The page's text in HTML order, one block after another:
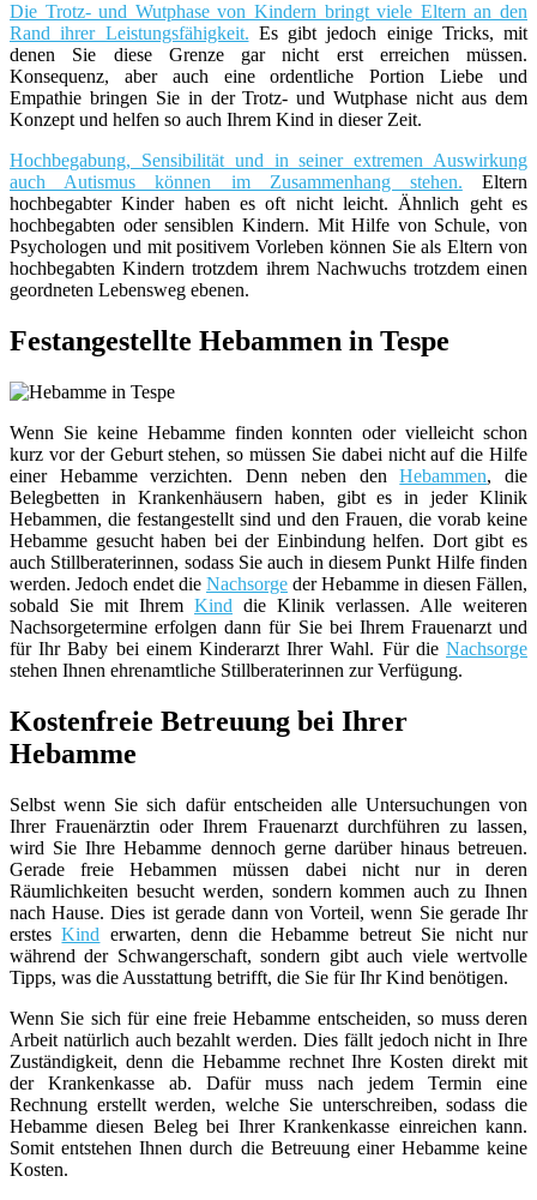
Die Trotz- und Wutphase von Kindern bringt viele Eltern an den
Rand ihrer Leistungsfähigkeit. Es gibt jedoch einige Tricks, mit
denen Sie diese Grenze gar nicht erst erreichen müssen.
Konsequenz, aber auch eine ordentliche Portion Liebe und
Empathie bringen Sie in der Trotz- und Wutphase nicht aus dem
Konzept und helfen so auch Ihrem Kind in dieser Zeit.
Hochbegabung, Sensibilität und in seiner extremen Auswirkung
auch Autismus können im Zusammenhang stehen. Eltern
hochbegabter Kinder haben es oft nicht leicht. Ähnlich geht es
hochbegabten oder sensiblen Kindern. Mit Hilfe von Schule, von
Psychologen und mit positivem Vorleben können Sie als Eltern von
hochbegabten Kindern trotzdem ihrem Nachwuchs trotzdem einen
geordneten Lebensweg ebenen.
Festangestellte Hebammen in Tespe
Wenn Sie keine Hebamme finden konnten oder vielleicht schon
kurz vor der Geburt stehen, so müssen Sie dabei nicht auf die Hilfe
einer Hebamme verzichten. Denn neben denHebammen, die
Belegbetten in Krankenhäusern haben, gibt es in jeder Klinik
Hebammen, die festangestellt sind und den Frauen, die vorab keine
Hebamme gesucht haben bei der Einbindung helfen. Dort gibt es
auch Stillberaterinnen, sodass Sie auch in diesem Punkt Hilfe finden
werden. Jedoch endet die Nachsorge der Hebamme in diesen Fällen,
sobald Sie mit Ihrem Kind die Klinik verlassen. Alle weiteren
Nachsorgetermine erfolgen dann für Sie bei Ihrem Frauenarzt und
für Ihr Baby bei einem Kinderarzt Ihrer Wahl. Für die Nachsorge
stehen Ihnen ehrenamtliche Stillberaterinnen zur Verfügung.
Kostenfreie Betreuung bei Ihrer
Hebamme
Selbst wenn Sie sich dafür entscheiden alle Untersuchungen von
Ihrer Frauenärztin oder Ihrem Frauenarzt durchführen zu lassen,
wird Sie Ihre Hebamme dennoch gerne darüber hinaus betreuen.
Gerade freie Hebammen müssen dabei nicht nur in deren
Räumlichkeiten besucht werden, sondern kommen auch zu Ihnen
nach Hause. Dies ist gerade dann von Vorteil, wenn Sie gerade Ihr
erstesKind erwarten, denn die Hebamme betreut Sie nicht nur
während der Schwangerschaft, sondern gibt auch viele wertvolle
Tipps, was die Ausstattung betrifft, die Sie für Ihr Kind benötigen.
Wenn Sie sich für eine freie Hebamme entscheiden, so muss deren
Arbeit natürlich auch bezahlt werden. Dies fällt jedoch nicht in Ihre
Zuständigkeit, denn die Hebamme rechnet Ihre Kosten direkt mit
der Krankenkasse ab. Dafür muss nach jedem Termin eine
Rechnung erstellt werden, welche Sie unterschreiben, sodass die
Hebamme diesen Beleg bei Ihrer Krankenkasse einreichen kann.
Somit entstehen Ihnen durch die Betreuung einer Hebamme keine
Kosten.